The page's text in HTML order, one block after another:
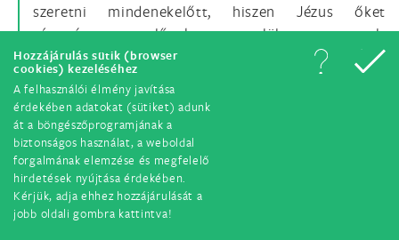
Hozzájárulás sütik (browser
cookies) kezeléséhez
A felhasználói élmény javítása
érdekében adatokat (sütiket) adunk
át a böngészőprogramjának a
biztonságos használat, a weboldal
forgalmának elemzése és megfelelő
hirdetések nyújtása érdekében.
Kérjük, adja ehhez hozzájárulását a
jobb oldali gombra kattintva!
szeretni mindenekelőtt, hiszen Jézus őket
részesítette előnyben, velük azonosult
személyesen. Ugyanezt a gondoskodást és
felelősséget kell megtanulnunk Józseftől: szeretni a
gyermeket és anyját; szeretni a szentségeket és a
szeretetet; szeretni az Egyházat és a szegényeket. E
valóságok mindegyike mindig a
6.Dolgozó apa